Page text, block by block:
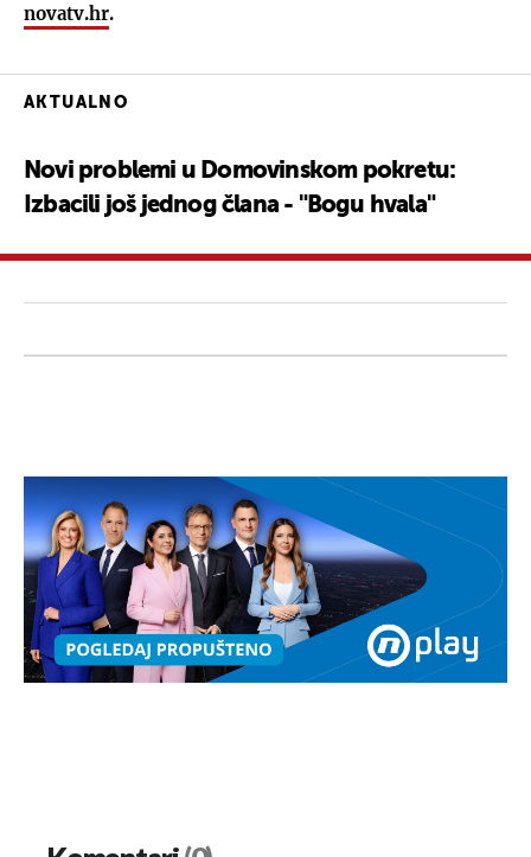
novatv.hr.
AKTUALNO
Novi problemi u Domovinskom pokretu:
Izbacili još jednog člana - "Bogu hvala"